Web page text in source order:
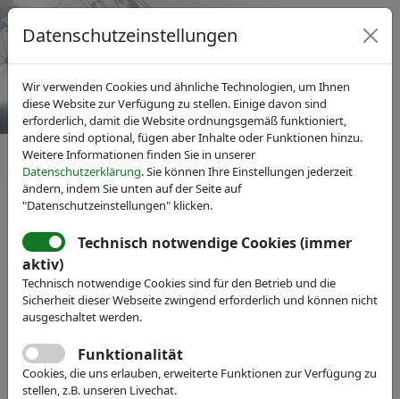
Datenschutzeinstellungen
Wir verwenden Cookies und ähnliche Technologien, um Ihnen
diese Website zur Verfügung zu stellen. Einige davon sind
erforderlich, damit die Website ordnungsgemäß funktioniert,
andere sind optional, fügen aber Inhalte oder Funktionen hinzu.
Weitere Informationen finden Sie in unserer
Datenschutzerklärung. Sie können Ihre Einstellungen jederzeit
ändern, indem Sie unten auf der Seite auf
"Datenschutzeinstellungen" klicken.
Technisch notwendige Cookies (immer
aktiv)
Technisch notwendige Cookies sind für den Betrieb und die
Sicherheit dieser Webseite zwingend erforderlich und können nicht
ausgeschaltet werden.
Funktionalität
Cookies, die uns erlauben, erweiterte Funktionen zur Verfügung zu
stellen, z.B. unseren Livechat.